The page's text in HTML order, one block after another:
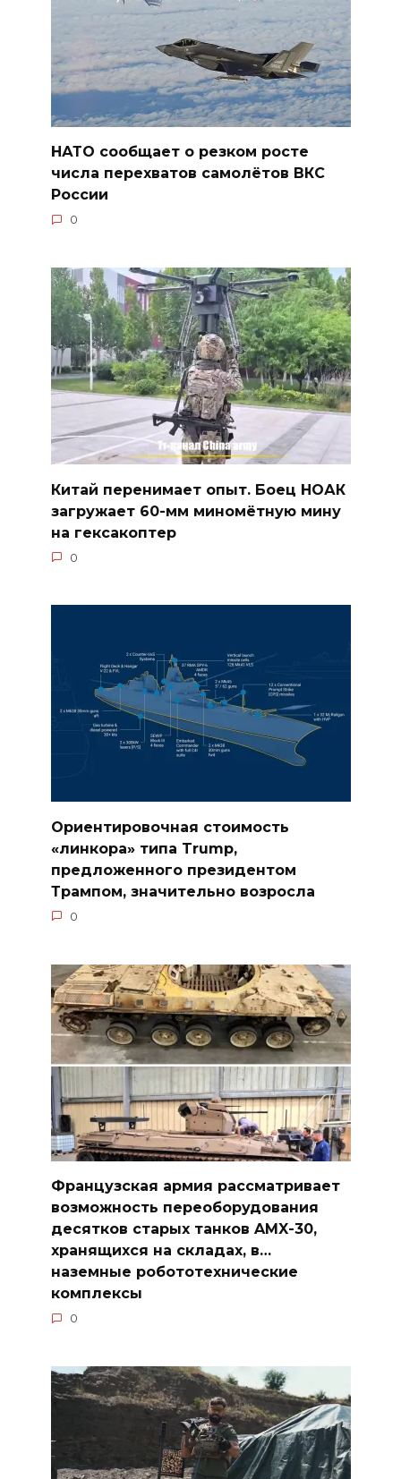
НАТО сообщает о резком росте
числа перехватов самолётов ВКС
России
0
Китай перенимает опыт. Боец НОАК
загружает 60-мм миномётную мину
на гексакоптер
0
Ориентировочная стоимость
«линкора» типа Trump,
предложенного президентом
Трампом, значительно возросла
0
Французская армия рассматривает
возможность переоборудования
десятков старых танков AMX-30,
хранящихся на складах, в…
наземные робототехнические
комплексы
0